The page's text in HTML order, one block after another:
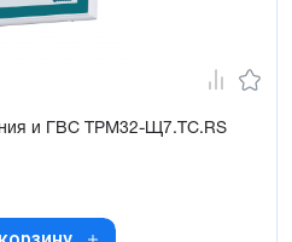
и ГВС ТРМ32-Щ7.ТС.RS